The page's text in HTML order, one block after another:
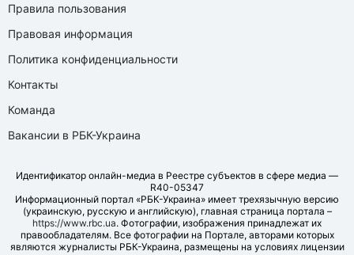
Правила пользования
Правовая информация
Политика конфиденциальности
Контакты
Команда
Вакансии в РБК-Украина
Идентификатор онлайн-медиа в Реестре субъектов в сфере медиа —
R40-05347
Информационный портал «РБК-Украина» имеет трехязычную версию
(украинскую, русскую и английскую), главная страница портала –
https://www.rbc.ua. Фотографии, изображения принадлежат их
правообладателям. Все фотографии на Портале, авторами которых
являются журналисты РБК-Украина, размещены на условиях лицензии